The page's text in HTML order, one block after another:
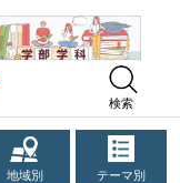
検索
地域別 テーマ別